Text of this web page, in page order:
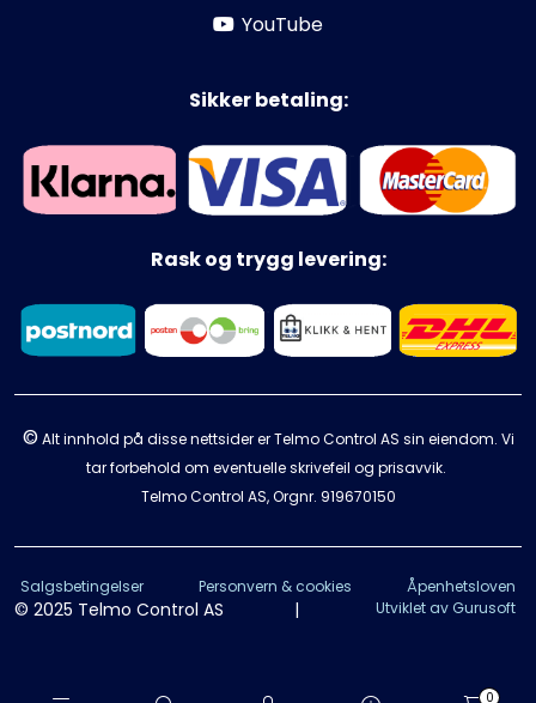
0
YouTube
Sikker betaling:
Rask og trygg levering:
© Alt innhold på disse nettsider er Telmo Control AS sin eiendom. Vi
tar forbehold om eventuelle skrivefeil og prisavvik.
Telmo Control AS, Orgnr. 919670150
Salgsbetingelser Personvern & cookies Åpenhetsloven
© 2025 Telmo Control AS | Utviklet av Gurusoft